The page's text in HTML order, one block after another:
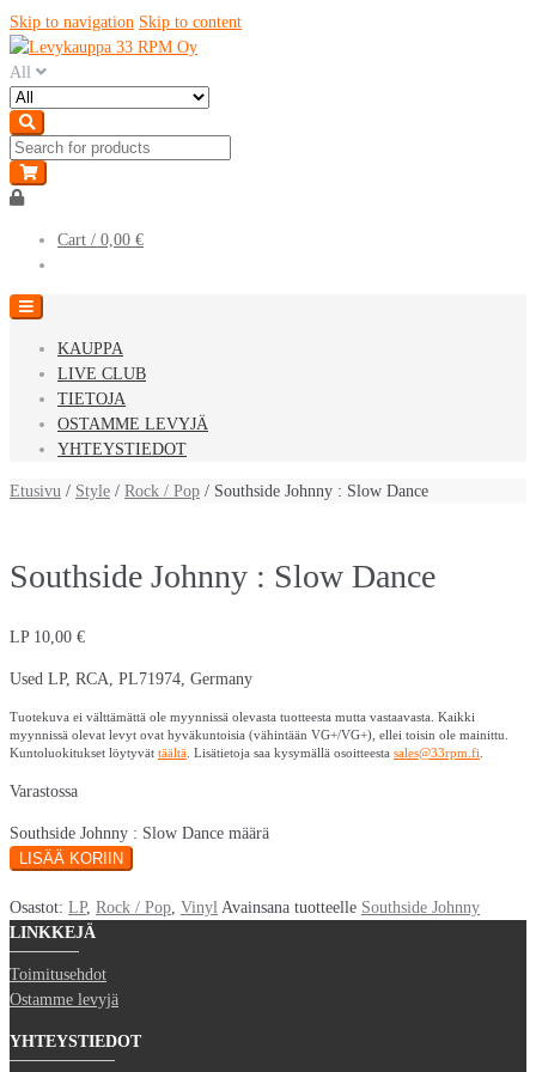
Skip to navigation Skip to content
All
Cart / 0,00 €
KAUPPA
LIVE CLUB
TIETOJA
OSTAMME LEVYJÄ
YHTEYSTIEDOT
Etusivu / Style / Rock / Pop / Southside Johnny : Slow Dance
Southside Johnny : Slow Dance
LP 10,00 €
Used LP, RCA, PL71974, Germany
Tuotekuva ei välttämättä ole myynnissä olevasta tuotteesta mutta vastaavasta. Kaikki
myynnissä olevat levyt ovat hyväkuntoisia (vähintään VG+/VG+), ellei toisin ole mainittu.
Kuntoluokitukset löytyvät täältä . Lisätietoja saa kysymällä osoitteesta sales@33rpm.fi
Varastossa
Southside Johnny : Slow Dance määrä
LISÄÄ KORIIN
Osastot: LP, Rock / Pop Vinyl Avainsana tuotteelle Southside Johnny
LINKKEJÄ
Toimitusehdot
Ostamme levyjä
YHTEYSTIEDOT